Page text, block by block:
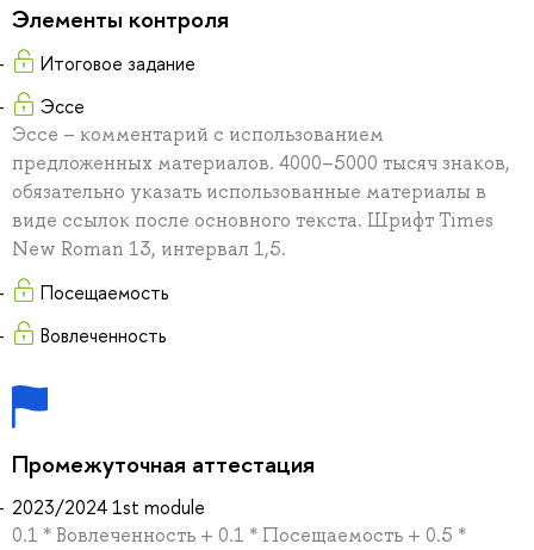
Элементы контроля
Итоговое задание
Эссе
Эссе – комментарий с использованием
предложенных материалов. 4000–5000 тысяч знаков,
обязательно указать использованные материалы в
виде ссылок после основного текста. Шрифт Times
New Roman 13, интервал 1,5.
Посещаемость
Вовлеченность
Промежуточная аттестация
2023/2024 1st module
0.1 * Вовлеченность + 0.1 * Посещаемость + 0.5 *